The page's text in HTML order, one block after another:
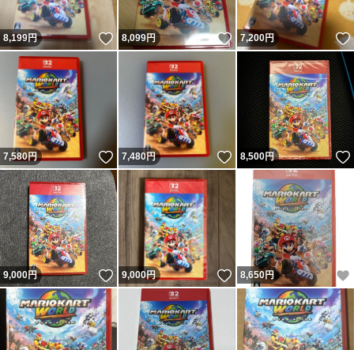
8,199円 いいね！
8,099円 いいね！
7,200円
7,580円 いいね！
7,480円 いいね！
8,500円
9,000円 いいね！
9,000円 いいね！
8,650円